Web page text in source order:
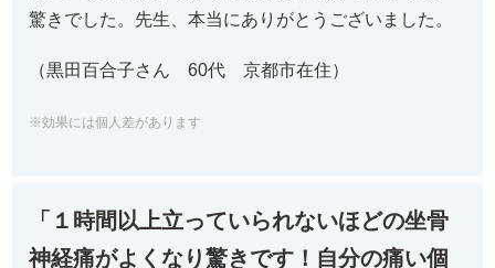
驚きでした。先生、本当にありがとうございました。
（黒田百合子さん 60代 京都市在住）
※効果には個人差があります
「１時間以上立っていられないほどの坐骨
神経痛がよくなり驚きです！自分の痛い個